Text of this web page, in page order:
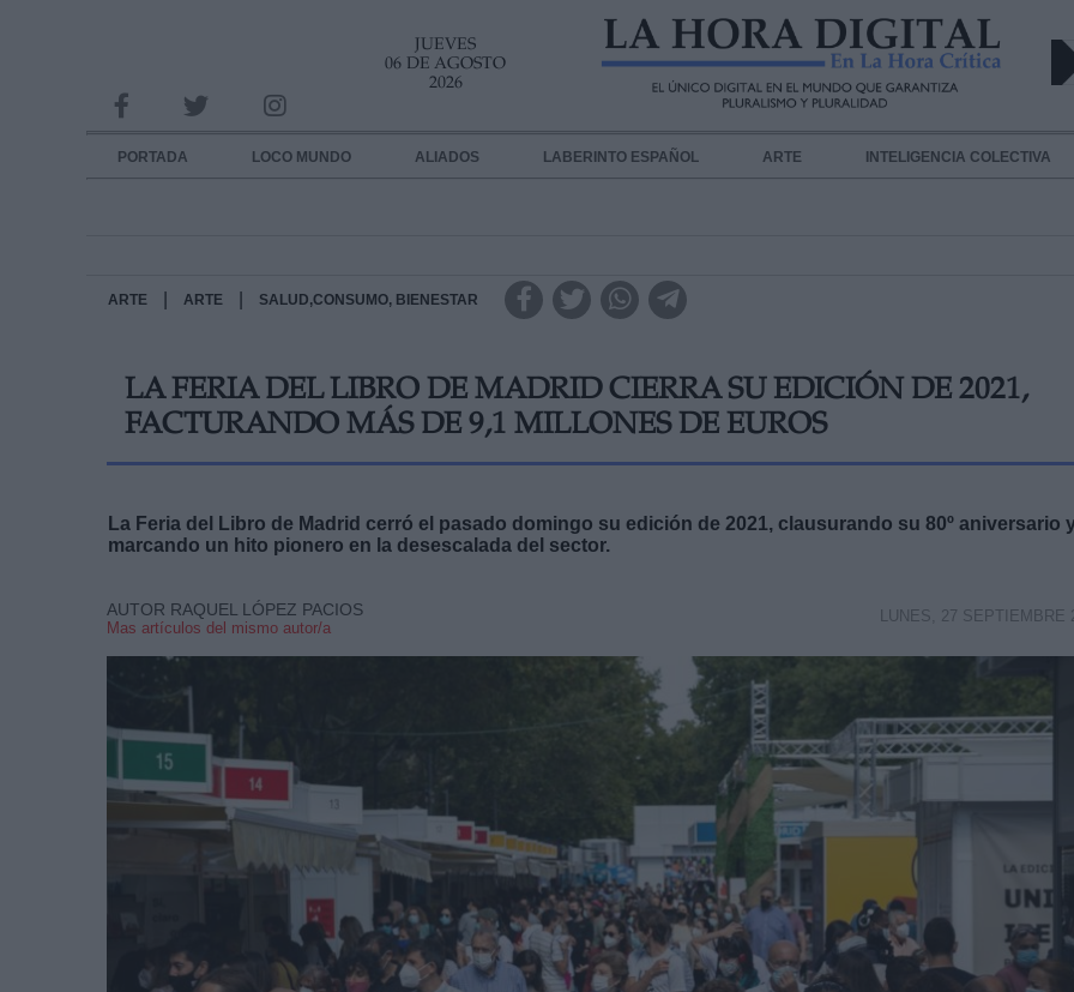
JUEVES
06 DE AGOSTO
2026
PORTADA LOCO MUNDO ALIADOS LABERINTO ESPAÑOL ARTE INTELIGENCIA COLECTIVA
ARTE ARTE SALUD,CONSUMO, BIENESTAR
LA FERIA DEL LIBRO DE MADRID CIERRA SU EDICIÓN DE 2021,
FACTURANDO MÁS DE 9,1 MILLONES DE EUROS
La Feria del Libro de Madrid cerró el pasado domingo su edición de 2021, clausurando su 80º aniversario
marcando un hito pionero en la desescalada del sector.
AUTOR RAQUEL LÓPEZ PACIOS
Mas artículos del mismo autor/a
LUNES, 27 SEPTIEMBRE
INFORMACION SOBRE LA PROTECCIÓN DE TUS DATOS
Responsable:
Destinatarios:
link
Información adicional
link